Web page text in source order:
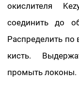
окислителя
соединить до
Распределить по
кисть.
промыть локоны.